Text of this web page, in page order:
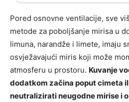
Pored osnovne ventilacije, sve
metode za poboljšanje mirisa u
limuna, narandže i limete, imaju
osvježavajući miris koji može
atmosferu u prostoru. Kuvanje
dodatkom začina poput cimeta
neutralizirati neugodne mirise i